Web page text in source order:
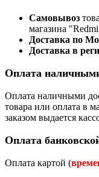
Самовывоз
магазина
Доставка по
Доставка в
Оплата
Оплата наличными
товара или оплата в
заказом выдается
Оплата
Оплата картой (